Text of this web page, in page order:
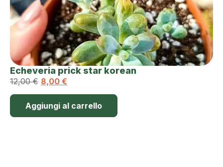
Echeveria prick star korean
12,00€ 8,00 €
Aggiungi al carrello